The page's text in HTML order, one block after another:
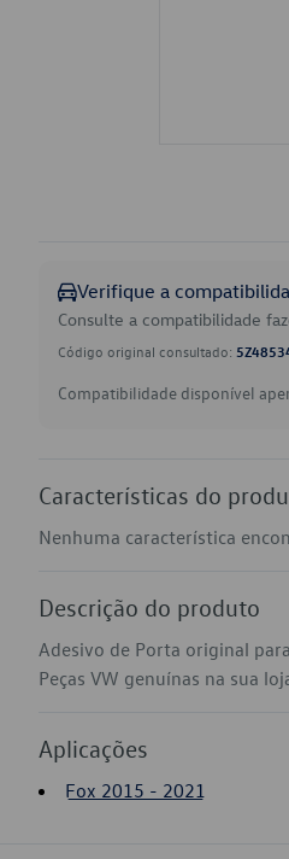
Verifique a
Consulte a compatibilidade
Código original consultado:
Compatibilidade disponível
Características do
Nenhuma característica
Descrição do produto
Adesivo de Porta original
Peças VW genuínas na sua
Aplicações
Fox 2015 - 2021